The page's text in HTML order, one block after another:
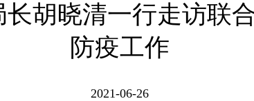
胡晓清一行走访联
防疫工作
2021-06-26